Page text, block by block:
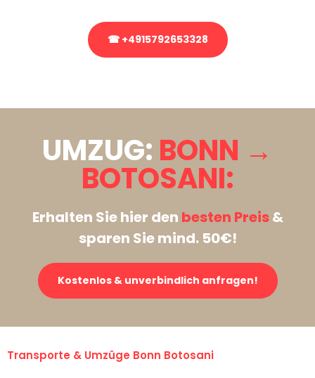
☎ +4915792653328
UMZUG: BONN →
BOTOSANI:
Erhalten Sie hier den besten Preis&
sparen Sie mind. 50€!
Kostenlos & unverbindlich anfragen!
Transporte & Umzüge Bonn Botosani